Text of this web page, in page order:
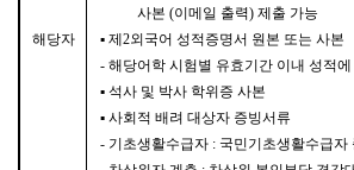
해당자
사본 (이메일 출력) 제출 가능
▪ 제2외국어 성적증명서 원본 또는 사본
-해당어학 시험별 유효기간 이내 성적
▪ 석사 및 박사 학위증 사본
▪ 사회적 배려 대상자 증빙서류
- 기초생활수급자 : 국민기초생활수급자